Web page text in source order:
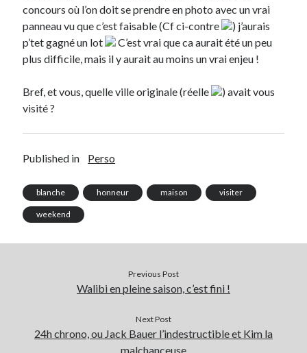
concours où l’on doit se prendre en photo avec un vrai
panneau vu que c’est faisable (Cf ci-contre
) j’aurais
p’tet gagné un lot
C’est vrai que ca aurait été un peu
plus difficile, mais il y aurait au moins un vrai enjeu !
Bref, et vous, quelle ville originale (réelle
) avait vous
visité ?
Published in Perso
blanche honneur maison visiter
weekend
Previous Post
Walibi en pleine saison, c’est fini !
Next Post
24h chrono, ou Jack Bauer l’indestructible et Kim la
malchanceuse